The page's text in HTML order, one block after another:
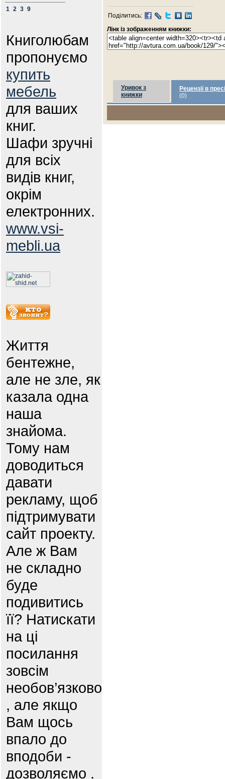
1 2 3 9
Книголюбам
пропонуємо
купить
мебель
для ваших
книг.
Шафи зручні
для всіх
видів книг,
окрім
електронних.
www.vsi-
mebli.ua
Життя
бентежне,
але не зле, як
казала одна
наша
знайома.
Тому нам
доводиться
давати
рекламу, щоб
підтримувати
сайт проекту.
Але ж Вам
не складно
буде
подивитись
її? Натискати
на ці
посилання
зовсім
необов’язково
, але якщо
Вам щось
впало до
вподоби -
дозволяємо .
Поділитись:
Лінк із зображенням книжки:
Уривок з
книжки
Рецензії в пресі
(0)